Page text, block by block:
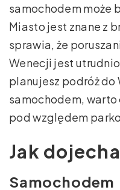
samochodem może
Miasto jest znane z
sprawia, że
Wenecji jest
planujesz podróż do
samochodem,
pod względem
Jak
Samochodem